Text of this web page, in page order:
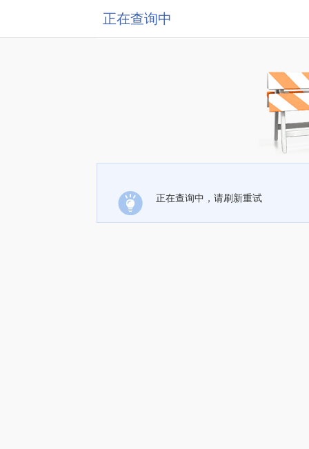
正在查询中
正在查询中，请刷新重试